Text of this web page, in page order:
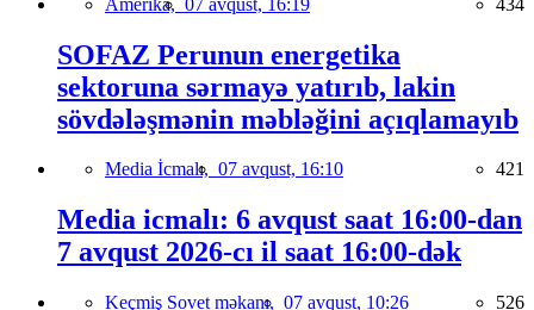
SOFAZ Perunun energetika
sektoruna sərmayə yatırıb, lakin
sövdələşmənin məbləğini açıqlamayıb
Media İcmalı, 07 avqust, 16:10 421
Media icmalı: 6 avqust saat 16:00-dan
7 avqust 2026-cı il saat 16:00-dək
Keçmiş Sovet məkanı, 07 avqust, 10:26 526